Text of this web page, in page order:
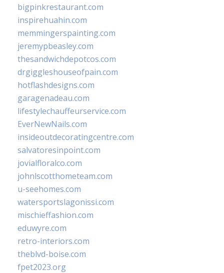
bigpinkrestaurant.com
inspirehuahin.com
memmingerspainting.com
jeremypbeasley.com
thesandwichdepotcos.com
drgiggleshouseofpain.com
hotflashdesigns.com
garagenadeau.com
lifestylechauffeurservice.com
EverNewNails.com
insideoutdecoratingcentre.com
salvatoresinpoint.com
jovialfloralco.com
johnlscotthometeam.com
u-seehomes.com
watersportslagonissi.com
mischieffashion.com
eduwyre.com
retro-interiors.com
theblvd-boise.com
fpet2023.org